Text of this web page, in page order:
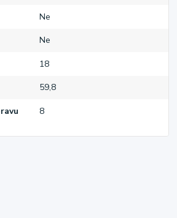
Ne
Ne
18
59,8
8